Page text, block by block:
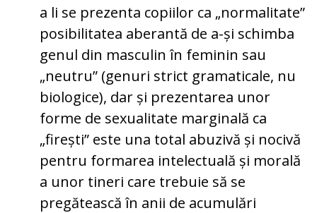
a li se prezenta copiilor ca „normalitate”
posibilitatea aberantă de a-și schimba
genul din masculin în feminin sau
„neutru” (genuri strict gramaticale, nu
biologice), dar și prezentarea unor
forme de sexualitate marginală ca
„firești” este una total abuzivă și nocivă
pentru formarea intelectuală și morală
a unor tineri care trebuie să se
pregătească în anii de acumulări